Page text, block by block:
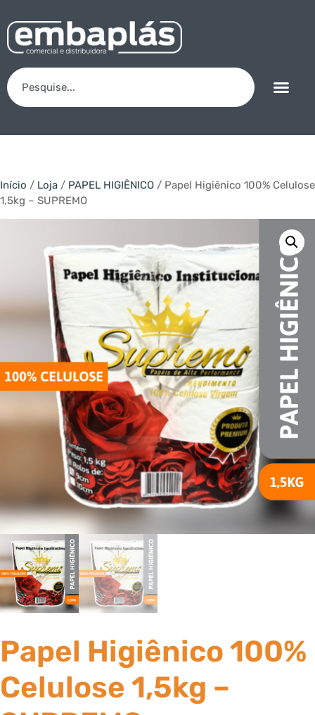
Início / Loja / PAPEL HIGIÊNICO / Papel Higiênico 100% Celulose
1,5kg – SUPREMO
Papel Higiênico 100%
Celulose 1,5kg –